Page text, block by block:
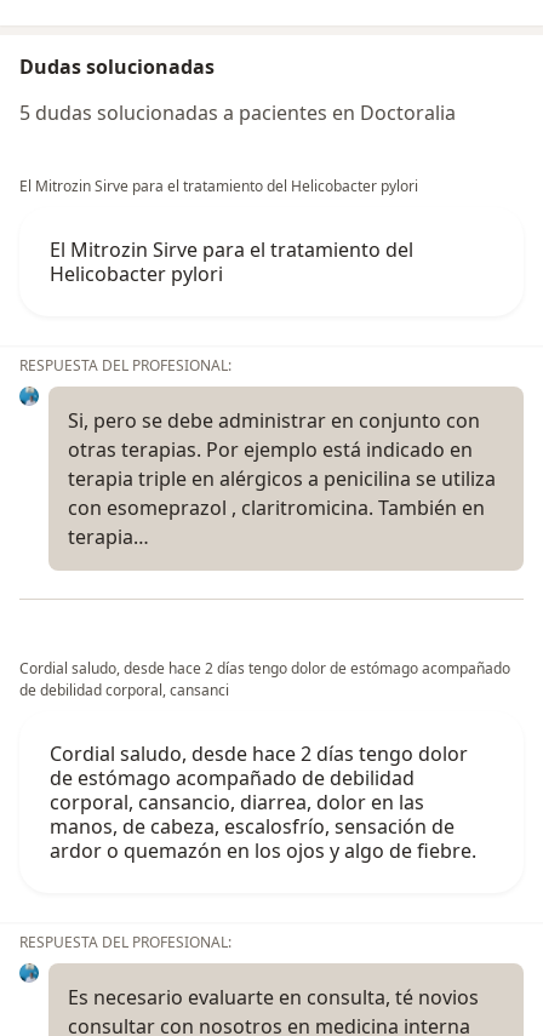
Dudas solucionadas
5 dudas solucionadas a pacientes en Doctoralia
El Mitrozin Sirve para el tratamiento del Helicobacter pylori
El Mitrozin Sirve para el tratamiento del
Helicobacter pylori
RESPUESTA DEL PROFESIONAL:
Si, pero se debe administrar en conjunto con
otras terapias. Por ejemplo está indicado en
terapia triple en alérgicos a penicilina se utiliza
con esomeprazol , claritromicina. También en
terapia…
Cordial saludo, desde hace 2 días tengo dolor de estómago acompañado
de debilidad corporal, cansanci
Cordial saludo, desde hace 2 días tengo dolor
de estómago acompañado de debilidad
corporal, cansancio, diarrea, dolor en las
manos, de cabeza, escalosfrío, sensación de
ardor o quemazón en los ojos y algo de fiebre.
RESPUESTA DEL PROFESIONAL:
Es necesario evaluarte en consulta, té novios
consultar con nosotros en medicina interna